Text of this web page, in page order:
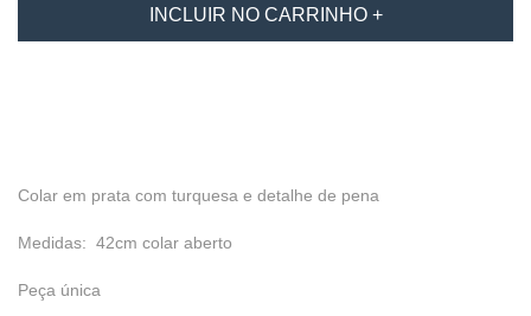
Colar em prata com turquesa e detalhe de pena
Medidas: 42cm colar aberto
Peça única